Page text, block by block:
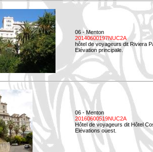
06 - Menton
20140600197NUC2A
hôtel de voyageurs dit Riviera
Elévation principale.
06 - Menton
20160600519NUC2A
Hôtel de voyageurs dit Hôtel
Elévations ouest.